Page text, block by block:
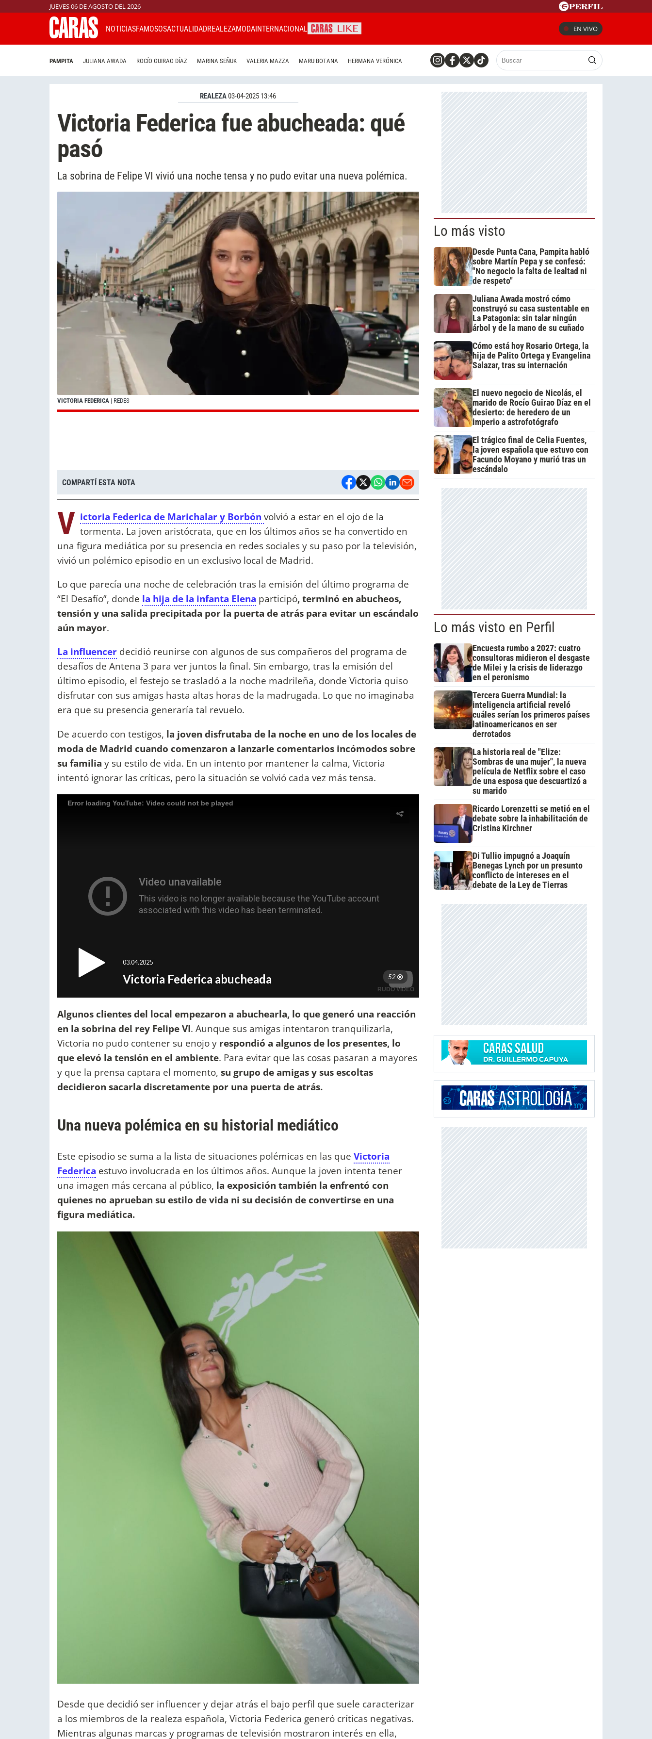
JUEVES 06 DE AGOSTO DEL 2026
NOTICIASFAMOSOSACTUALIDADREALEZAMODAINTERNACIONAL EN VIVO
PAMPITA JULIANA AWADA ROCÍO GUIRAO DÍAZ MARINA SEÑUK VALERIA MAZZA MARU BOTANA HERMANA VERÓNICA
REALEZA03-04-2025 13:46
Victoria Federica fue abucheada: qué
pasó
La sobrina de Felipe VI vivió una noche tensa y no pudo evitar una nueva polémica.
VICTORIA FEDERICA | REDES
COMPARTÍ ESTA NOTA
V ictoria Federica de Marichalar y Borbón volvió a estar en el ojo de la
tormenta. La joven aristócrata, que en los últimos años se ha convertido en
una figura mediática por su presencia en redes sociales y su paso por la televisión,
vivió un polémico episodio en un exclusivo local de Madrid.
Lo que parecía una noche de celebración tras la emisión del último programa de
“El Desafío”, donde la hija de la infanta Elena participó, terminó en abucheos,
tensión y una salida precipitada por la puerta de atrás para evitar un escándalo
aún mayor.
La influencer decidió reunirse con algunos de sus compañeros del programa de
desafíos de Antena 3 para ver juntos la final. Sin embargo, tras la emisión del
último episodio, el festejo se trasladó a la noche madrileña, donde Victoria quiso
disfrutar con sus amigas hasta altas horas de la madrugada. Lo que no imaginaba
era que su presencia generaría tal revuelo.
De acuerdo con testigos, la joven disfrutaba de la noche en uno de los locales de
moda de Madrid cuando comenzaron a lanzarle comentarios incómodos sobre
su familia y su estilo de vida. En un intento por mantener la calma, Victoria
intentó ignorar las críticas, pero la situación se volvió cada vez más tensa.
Algunos clientes del local empezaron a abuchearla, lo que generó una reacción
en la sobrina del rey Felipe VI. Aunque sus amigas intentaron tranquilizarla,
Victoria no pudo contener su enojo y respondió a algunos de los presentes, lo
que elevó la tensión en el ambiente. Para evitar que las cosas pasaran a mayores
y que la prensa captara el momento, su grupo de amigas y sus escoltas
decidieron sacarla discretamente por una puerta de atrás.
Una nueva polémica en su historial mediático
Este episodio se suma a la lista de situaciones polémicas en las que Victoria
Federica estuvo involucrada en los últimos años. Aunque la joven intenta tener
una imagen más cercana al público, la exposición también la enfrentó con
quienes no aprueban su estilo de vida ni su decisión de convertirse en una
figura mediática.
Desde que decidió ser influencer y dejar atrás el bajo perfil que suele caracterizar
a los miembros de la realeza española, Victoria Federica generó críticas negativas.
Mientras algunas marcas y programas de televisión mostraron interés en ella,
Lo más visto
Desde Punta Cana, Pampita habló
sobre Martín Pepa y se confesó:
"No negocio la falta de lealtad ni
de respeto"
Juliana Awada mostró cómo
construyó su casa sustentable en
La Patagonia: sin talar ningún
árbol y de la mano de su cuñado
Cómo está hoy Rosario Ortega, la
hija de Palito Ortega y Evangelina
Salazar, tras su internación
El nuevo negocio de Nicolás, el
marido de Rocío Guirao Díaz en el
desierto: de heredero de un
imperio a astrofotógrafo
El trágico final de Celia Fuentes,
la joven española que estuvo con
Facundo Moyano y murió tras un
escándalo
Lo más visto en Perfil
Encuesta rumbo a 2027: cuatro
consultoras midieron el desgaste
de Milei y la crisis de liderazgo
en el peronismo
Tercera Guerra Mundial: la
inteligencia artificial reveló
cuáles serían los primeros países
latinoamericanos en ser
derrotados
La historia real de "Elize:
Sombras de una mujer", la nueva
película de Netflix sobre el caso
de una esposa que descuartizó a
su marido
Ricardo Lorenzetti se metió en el
debate sobre la inhabilitación de
Cristina Kirchner
Di Tullio impugnó a Joaquín
Benegas Lynch por un presunto
conflicto de intereses en el
debate de la Ley de Tierras